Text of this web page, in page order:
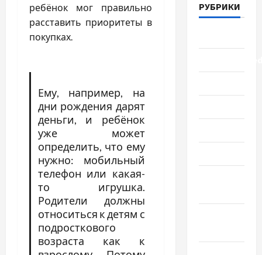
ребёнок мог правильно
расставить приоритеты в
покупках.
Ему, например, на
дни рождения дарят
деньги, и ребёнок
уже может
определить, что ему
нужно: мобильный
телефон или какая-
то игрушка.
Родители должны
относиться к детям с
подросткового
возраста как к
РУБРИКИ